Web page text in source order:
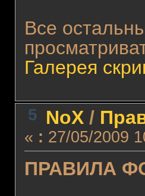
Все
Галерея
5 NoX/
« : 27/05/2009
ПРАВИЛА